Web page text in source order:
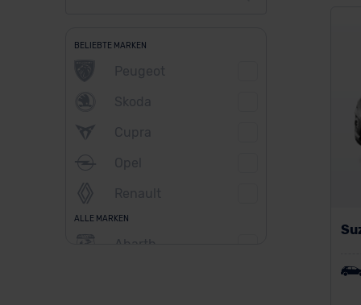
BELIEBTE MARKEN
Peugeot
Skoda
Cupra
Opel
Renault
ALLE MARKEN
Abarth